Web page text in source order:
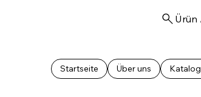
Startseite Über uns
Ürün